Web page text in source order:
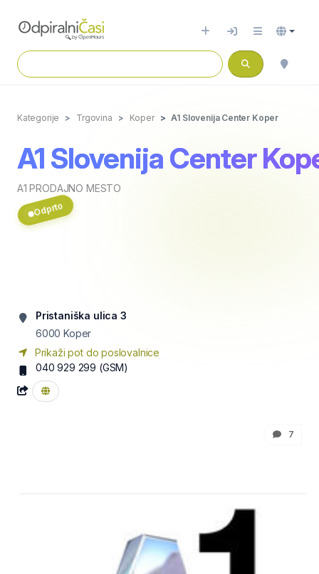
Kategorije Trgovina Koper A1 Slovenija Center Koper
A1 Slovenija Center
A1 PRODAJNO MESTO
Odprto
Pristaniška ulica 3
6000 Koper
Prikaži pot do poslovalnice
040 929 299 (GSM)
7